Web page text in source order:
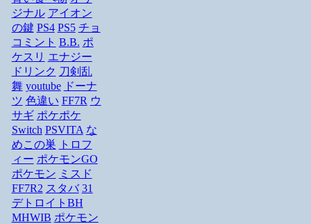
ジナル アイオン
の鍵 PS4 PS5 チョ
コミント B.B. ポ
ケスリ エナジー
ドリンク 刀剣乱
舞 youtube ドーナ
ツ 色違い FF7R ウ
サギ ポケポケ
Switch PSVITA な
めこの巣
トロフ
ィー ポケモンGO
ポケモン ミスド
FF7R2 スタバ 31
デトロイトBH
MHWIB ポケモン